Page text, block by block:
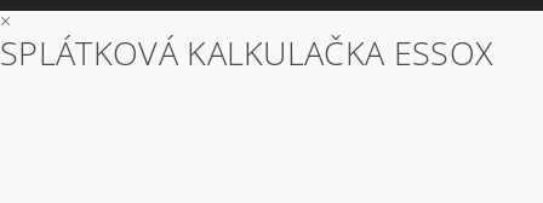
×
SPLÁTKOVÁ KALKULAČKA ESSOX